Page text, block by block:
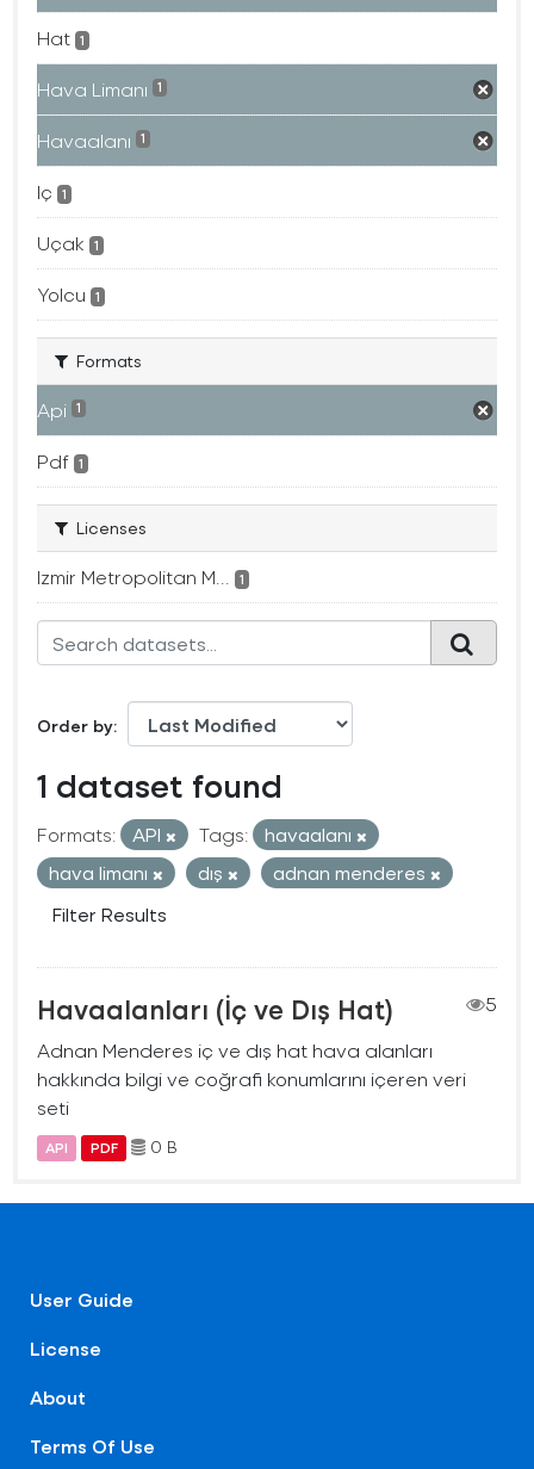
Hat 1
Hava Limanı 1
Havaalanı 1
Iç 1
Uçak 1
Yolcu 1
Formats
Api 1
Pdf 1
Licenses
Izmir Metropolitan M... 1
Order by
1 dataset found
Formats: API Tags:
havaalanı
hava limanı
dış
adnan menderes
Filter Results
Havaalanları (İç ve Dış Hat)
5
Adnan Menderes iç ve dış hat hava alanları
hakkında bilgi ve coğrafi konumlarını içeren veri
seti
API PDF 0 B
User Guide
License
About
Terms Of Use